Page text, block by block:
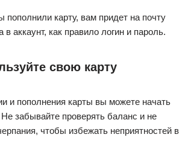
пополнили карту, вам придет на почту
аккаунт, как правило логин и пароль.
свою карту
и пополнения карты вы можете начать
забывайте проверять баланс и не
чтобы избежать неприятностей в